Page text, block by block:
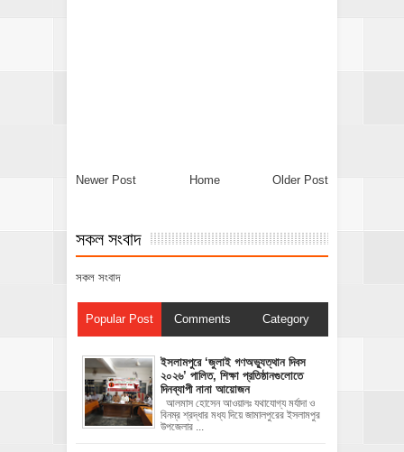
Newer Post Older Post
Home
সকল সংবাদ
সকল সংবাদ
Popular Post Comments Category
‎ইসলামপুরে ‘জুলাই গণঅভ্যুত্থান দিবস
২০২৬’ পালিত, শিক্ষা প্রতিষ্ঠানগুলোতে
দিনব্যাপী নানা আয়োজন
‎​আলমাস হোসেন আওয়ালঃ‎ ‎​যথাযোগ্য মর্যাদা ও
বিনম্র শ্রদ্ধার মধ্য দিয়ে জামালপুরের ইসলামপুর
উপজেলার ...